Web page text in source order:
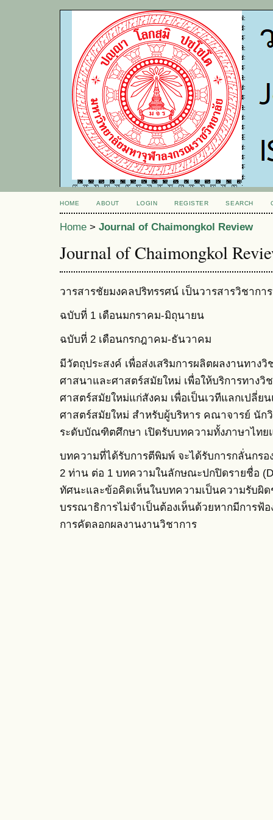
HOME ABOUT LOGIN REGISTER SEARCH
Home > Journal of Chaimongkol Review
Journal of Chaimongkol
วารสารชัยมงคลปริทรรศน์ เป็นวารสารวิชากา
ฉบับที่ 1 เดือนมกราคม-มิถุนายน
ฉบับที่ 2 เดือนกรกฎาคม-ธันวาคม
มีวัตถุประสงค์ เพื่อส่งเสริมการผลิตผลงานทาง
ศาสนาและศาสตร์สมัยใหม่ เพื่อให้บริการทาง
ศาสตร์สมัยใหม่แก่สังคม เพื่อเป็นเวทีแลกเปลี่
ศาสตร์สมัยใหม่ สำหรับผู้บริหาร คณาจารย์ นัก
ระดับบัณฑิตศึกษา เปิดรับบทความทั้งภาษาไทย
บทความที่ได้รับการตีพิมพ์ จะได้รับการกลั่นก
2 ท่าน ต่อ 1 บทความในลักษณะปกปิดรายชื่อ
ทัศนะและข้อคิดเห็นในบทความเป็นความรับผิ
บรรณาธิการไม่จำเป็นต้องเห็นด้วยหากมีการฟ้
การคัดลอกผลงานงานวิชาการ